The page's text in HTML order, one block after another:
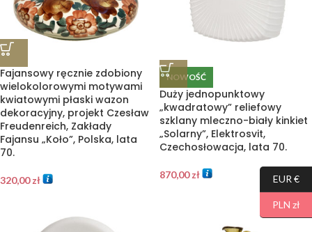
Fajansowy ręcznie zdobiony
wielokolorowymi motywami
kwiatowymi płaski wazon
dekoracyjny, projekt Czesław
Freudenreich, Zakłady
Fajansu „Koło”, Polska, lata
70.
320,00zł
NOWOŚĆ
Duży jednopunktowy
„kwadratowy” reliefowy
szklany mleczno-biały kinkiet
„Solarny”, Elektrosvit,
Czechosłowacja, lata 70.
870,00zł EUR €
PLN zł